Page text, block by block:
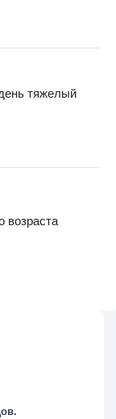
тяжелый
возраста